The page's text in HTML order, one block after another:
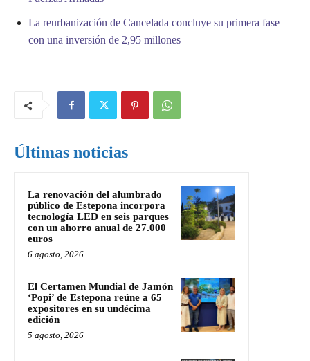
La reurbanización de Cancelada concluye su primera fase
con una inversión de 2,95 millones
Últimas noticias
La renovación del alumbrado
público de Estepona incorpora
tecnología LED en seis parques
con un ahorro anual de 27.000
euros
6 agosto, 2026
El Certamen Mundial de Jamón
‘Popi’ de Estepona reúne a 65
expositores en su undécima
edición
5 agosto, 2026